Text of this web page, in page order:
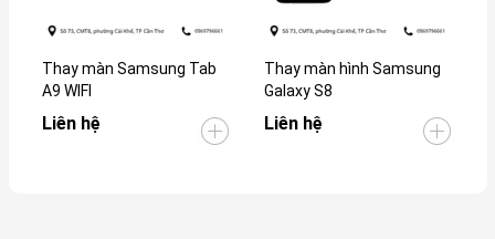
Thay màn Samsung Tab
A9 WIFI
Liên hệ
Thay màn hình Samsung
Galaxy S8
Liên hệ